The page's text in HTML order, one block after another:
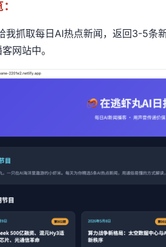
取每日AI热点新闻，返回3-5条新
网站中。